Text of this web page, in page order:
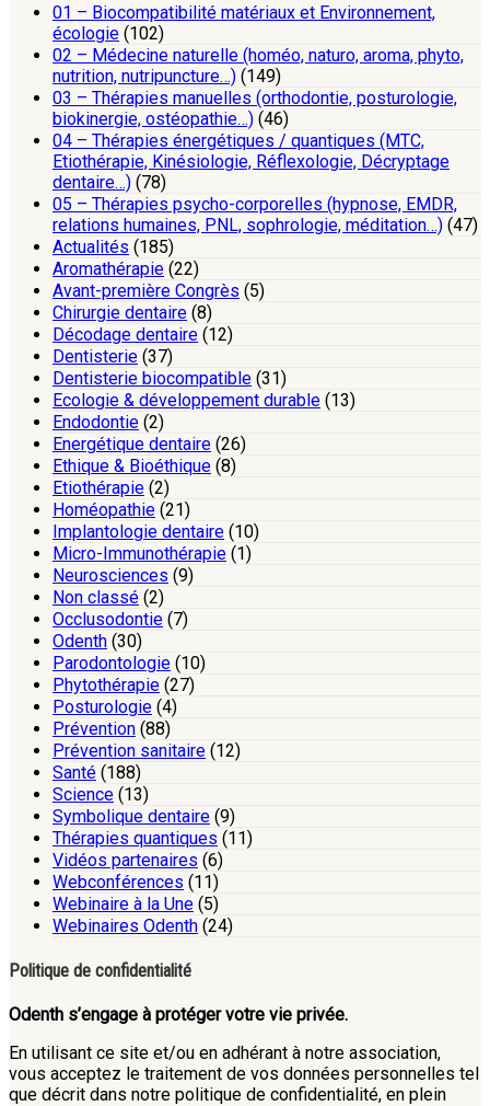
01 – Biocompatibilité matériaux et Environnement,
écologie (102)
02 – Médecine naturelle (homéo, naturo, aroma, phyto,
nutrition, nutripuncture…) (149)
03 – Thérapies manuelles (orthodontie, posturologie,
biokinergie, ostéopathie…) (46)
04 – Thérapies énergétiques / quantiques (MTC,
Etiothérapie, Kinésiologie, Réflexologie, Décryptage
dentaire…) (78)
05 – Thérapies psycho-corporelles (hypnose, EMDR,
relations humaines, PNL, sophrologie, méditation…) (47)
Actualités (185)
Aromathérapie (22)
Avant-première Congrès (5)
Chirurgie dentaire (8)
Décodage dentaire (12)
Dentisterie (37)
Dentisterie biocompatible (31)
Ecologie & développement durable (13)
Endodontie (2)
Energétique dentaire (26)
Ethique & Bioéthique (8)
Etiothérapie (2)
Homéopathie (21)
Implantologie dentaire (10)
Micro-Immunothérapie (1)
Neurosciences (9)
Non classé (2)
Occlusodontie (7)
Odenth (30)
Parodontologie (10)
Phytothérapie (27)
Posturologie (4)
Prévention (88)
Prévention sanitaire (12)
Santé (188)
Science (13)
Symbolique dentaire (9)
Thérapies quantiques (11)
Vidéos partenaires (6)
Webconférences (11)
Webinaire à la Une (5)
Webinaires Odenth (24)
Politique de confidentialité
Odenth s’engage à protéger votre vie privée.
En utilisant ce site et/ou en adhérant à notre association,
vous acceptez le traitement de vos données personnelles tel
que décrit dans notre politique de confidentialité, en plein